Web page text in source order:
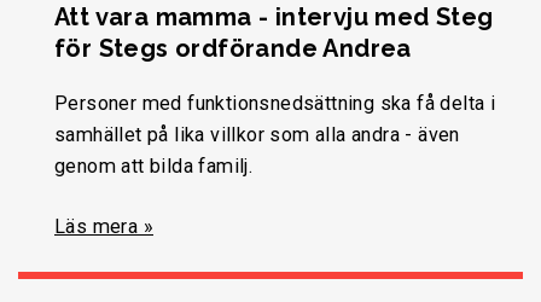
Att vara mamma - intervju med Steg
för Stegs ordförande Andrea
Personer med funktionsnedsättning ska få delta i
samhället på lika villkor som alla andra - även
genom att bilda familj.
Läs mera »